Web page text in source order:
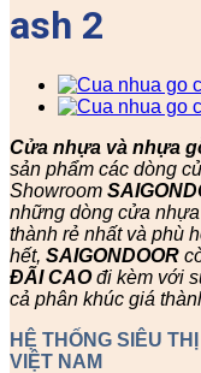
ash 2
Cửa nhựa và nhựa
sản phẩm các dòng
Showroom
những dòng cửa
thành rẻ nhất và phù
hết, SAIGONDOOR
ĐÃI CAOđi kèm với
cả phân khúc giá
HỆ THỐNG SIÊU
VIỆT NAM